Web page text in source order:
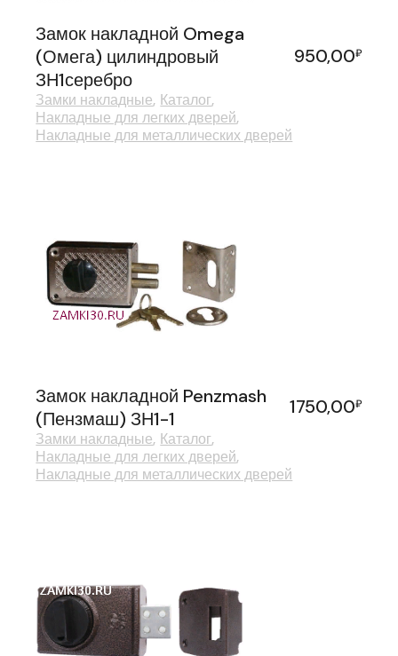
Замок накладной Omega
(Омега) цилиндровый
ЗН1серебро
950,00₽
Замки накладные Каталог
Накладные для легких дверей
Накладные для металлических дверей
Замок накладной Penzmash
(Пензмаш) ЗН1-1
1750,00₽
Замки накладные Каталог
Накладные для легких дверей
Накладные для металлических дверей